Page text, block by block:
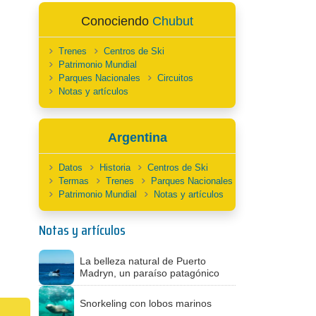
Conociendo Chubut
Trenes
Centros de Ski
Patrimonio Mundial
Parques Nacionales
Circuitos
Notas y artículos
Argentina
Datos Historia
Centros de Ski
Termas
Trenes
Parques Nacionales
Patrimonio Mundial
Notas y artículos
Notas y artículos
La belleza natural de Puerto
Madryn, un paraíso patagónico
Snorkeling con lobos marinos